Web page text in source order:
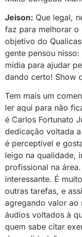
Jeison: Que legal,
faz para melhorar o
objetivo do
gente pensou
mídia para ajudar
dando certo! Show
Tem mais um
ler aqui para não
é Carlos Fortunato
dedicação voltada
é perceptível e
leigo na qualidade,
profissional na
interessante. É
outras tarefas, e
agregando valor ao
áudios voltados à
quem sabe citar